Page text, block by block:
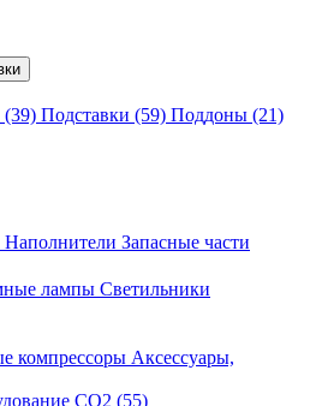
(39) Подставки (59) Поддоны (21)
Наполнители Запасные части
лампы Светильники
компрессоры Аксессуары,
CO2 (55)